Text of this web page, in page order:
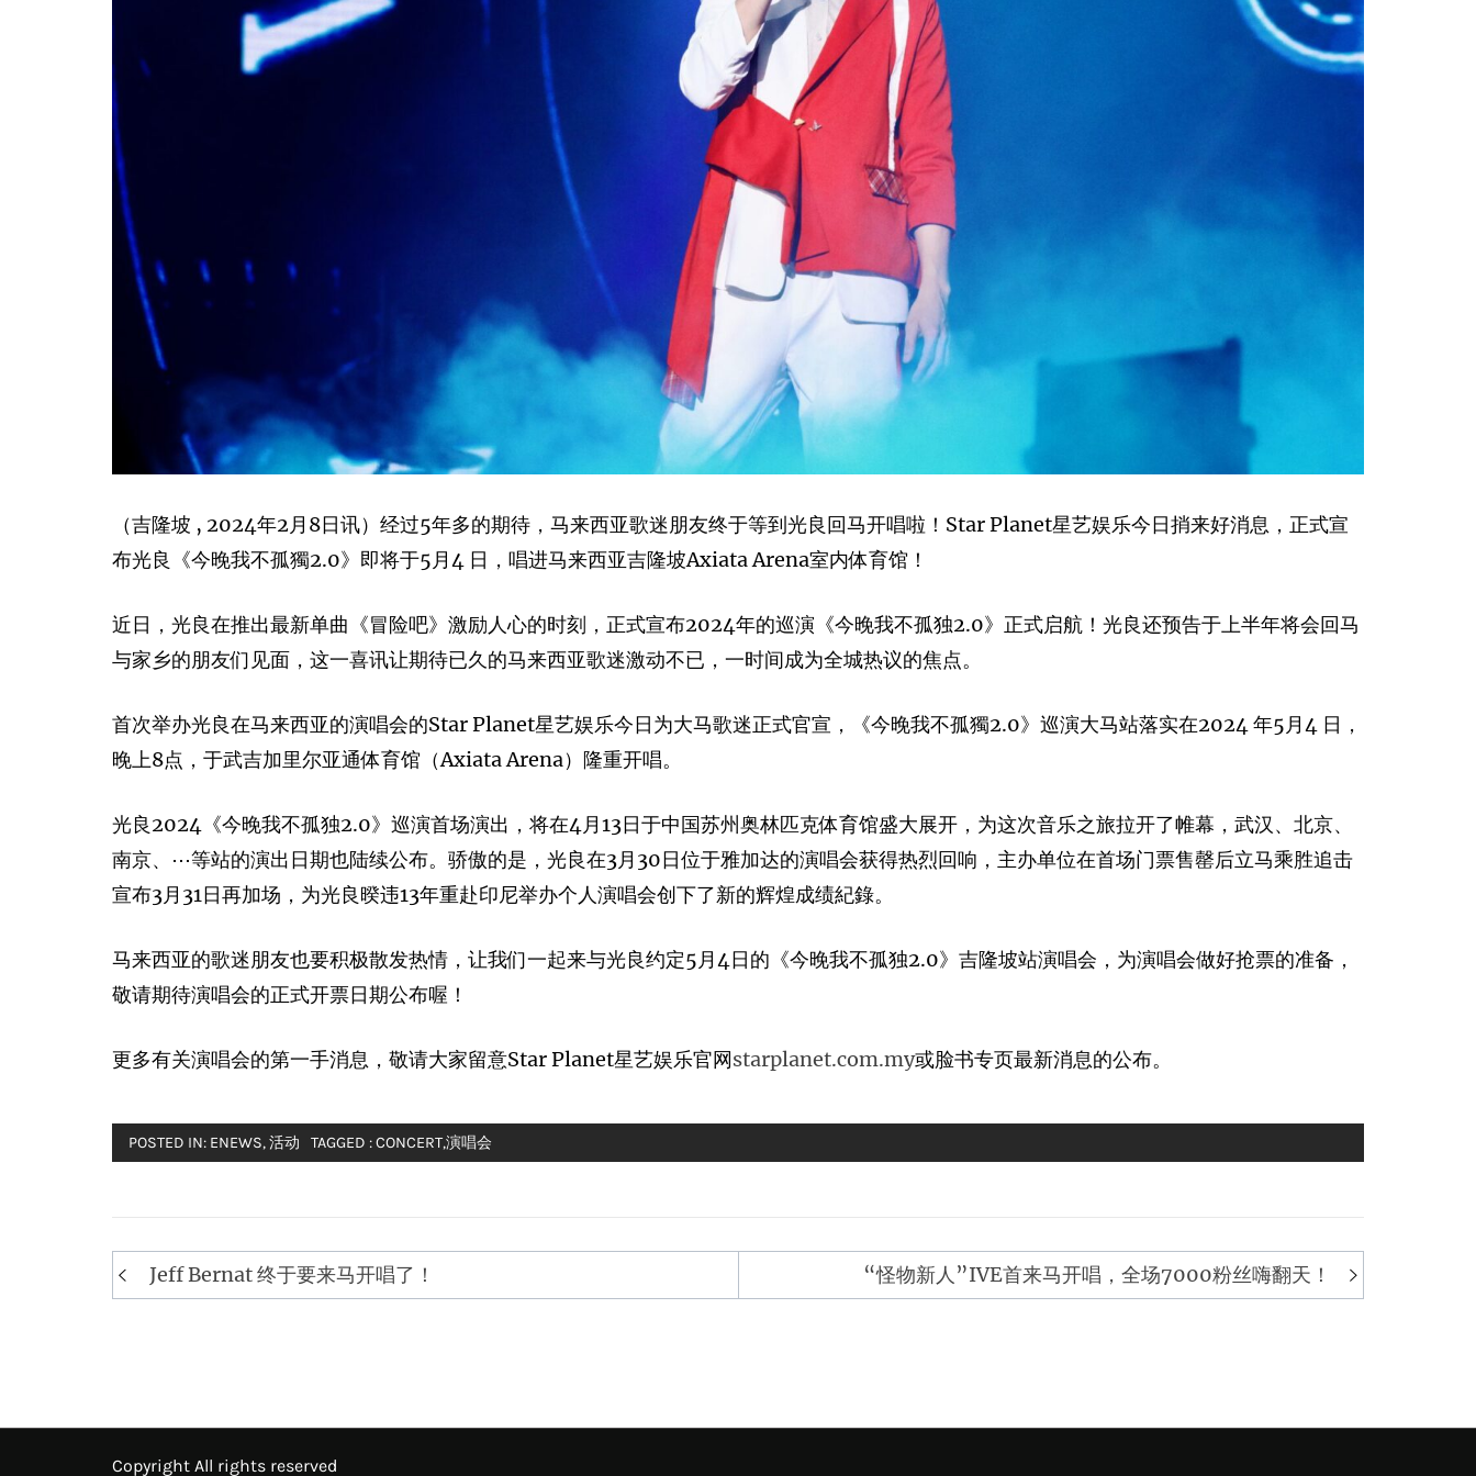
（吉隆坡 , 2024年2月8日讯）经过5年多的期待，马来西亚歌迷朋友终于等到光良回马开唱啦！Star Planet星艺娱乐今日捎来好消息，正式宣
布光良《今晚我不孤獨2.0》即将于5月4 日，唱进马来西亚吉隆坡Axiata Arena室内体育馆！
近日，光良在推出最新单曲《冒险吧》激励人心的时刻，正式宣布2024年的巡演《今晚我不孤独2.0》正式启航！光良还预告于上半年将会回马
与家乡的朋友们见面，这一喜讯让期待已久的马来西亚歌迷激动不已，一时间成为全城热议的焦点。
首次举办光良在马来西亚的演唱会的Star Planet星艺娱乐今日为大马歌迷正式官宣，《今晚我不孤獨2.0》巡演大马站落实在2024 年5月4 日，
晚上8点，于武吉加里尔亚通体育馆（Axiata Arena）隆重开唱。
光良2024《今晚我不孤独2.0》巡演首场演出，将在4月13日于中国苏州奥林匹克体育馆盛大展开，为这次音乐之旅拉开了帷幕，武汉、北京、
南京、⋯等站的演出日期也陆续公布。骄傲的是，光良在3月30日位于雅加达的演唱会获得热烈回响，主办单位在首场门票售罄后立马乘胜追击
宣布3月31日再加场，为光良暌违13年重赴印尼举办个人演唱会创下了新的辉煌成绩紀錄。
马来西亚的歌迷朋友也要积极散发热情，让我们一起来与光良约定5月4日的《今晚我不孤独2.0》吉隆坡站演唱会，为演唱会做好抢票的准备，
敬请期待演唱会的正式开票日期公布喔！
更多有关演唱会的第一手消息，敬请大家留意Star Planet星艺娱乐官网starplanet.com.my或脸书专页最新消息的公布。
POSTED IN: ENEWS,活动 TAGGED :CONCERT,演唱会
Post
navigation
Jeff Bernat 终于要来马开唱了！ “怪物新人”IVE首来马开唱，全场7000粉丝嗨翻天！